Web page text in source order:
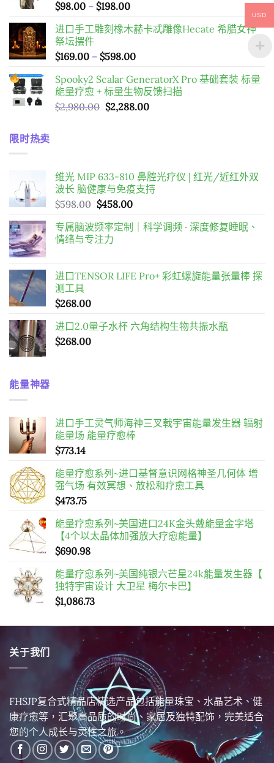
$598.00。
$98.00 – $198.00價
範
$98.00
$198.00
进口手工雕刻橡木赫卡忒雕像Hecate 希腊女神
祭坛摆件
$169.00 – $598.00價
範
圍：
$169.00
Spooky2 Scalar GeneratorX Pro 基础套装 标量
能量疗愈 + 标量生物反馈扫描
$2,980.00 原
$2,288.00目
限时热卖
维光 MIP 633-810 鼻腔光疗仪 | 红光/近红外双
波长 脑健康与免疫支持
$598.00 原
價
格：
$458.00目
價
专属脑波频率定制｜科学调频 · 深度修复睡眠、
情绪与专注力
进口TENSOR LIFE Pro+ 彩虹螺旋能量张量棒 探
测工具
$268.00
进口2.0量子水杯 六角结构生物共振水瓶
$268.00
能量神器
进口手工灵气师海神三叉戟宇宙能量发生器 辐射
能量场 能量疗愈棒
$773.14
能量疗愈系列~进口基督意识网格神圣几何体 增
强气场 有效冥想、放松和疗愈工具
$473.75
能量疗愈系列~美国进口24K金头戴能量金字塔
【4个以太晶体加强放大疗愈能量】
$690.98
能量疗愈系列~美国纯银六芒星24k能量发生器【
独特宇宙设计 大卫星 梅尔卡巴】
$1,086.73
关于我们
FHSJP复合式精品店精选产品包括能量珠宝、水晶艺术、健
康疗愈等，汇聚高品质的时尚、家居及独特配饰，完美适合
您的个人成长与灵性之旅。
USD